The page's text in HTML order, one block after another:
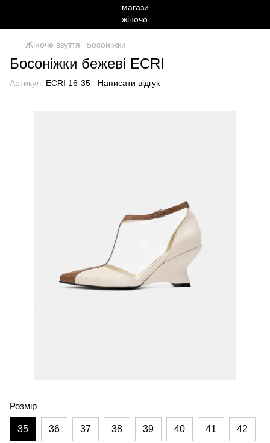
Жіноче взуття Босоніжки
Босоніжки бежеві ECRI
Артикул: ECRI 16-35 Написати відгук
Розмір
35 36 37 38 39 40 41 42